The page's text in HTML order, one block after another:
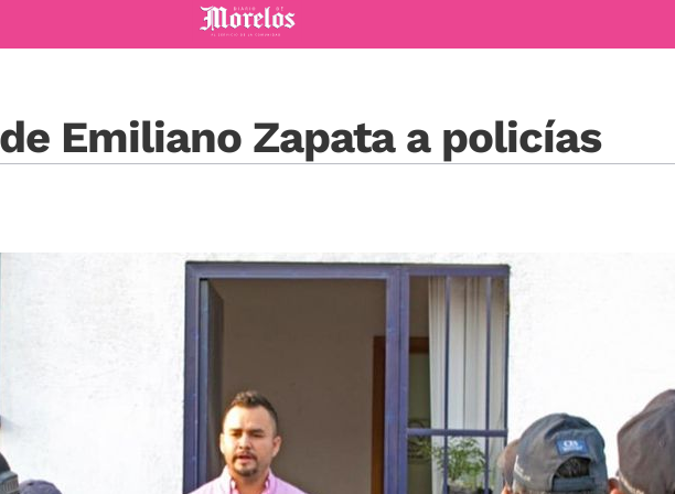
Diario de Morelos
Emiliano Zapata a policías